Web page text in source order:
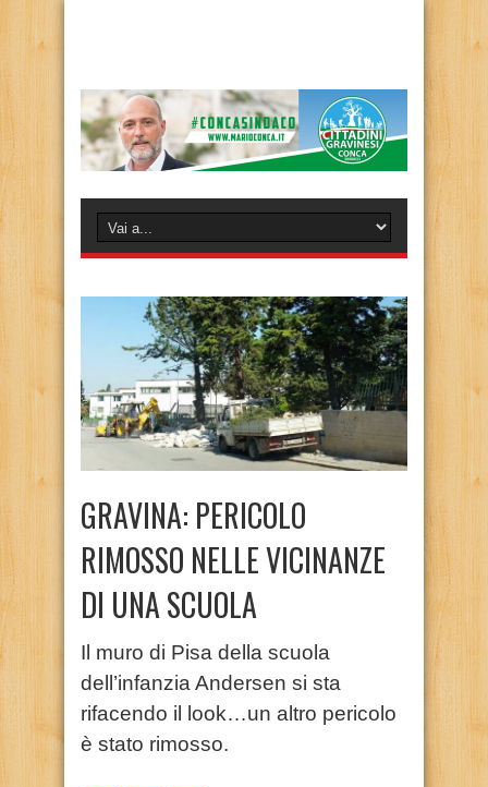
GRAVINA: PERICOLO
RIMOSSO NELLE VICINANZE
DI UNA SCUOLA
Il muro di Pisa della scuola
dell’infanzia Andersen si sta
rifacendo il look…un altro pericolo
è stato rimosso.